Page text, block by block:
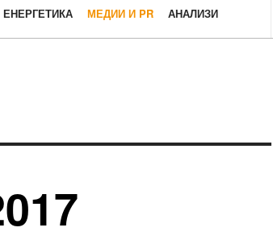
ЕНЕРГЕТИКА МЕДИИ И PR АНАЛИЗИ